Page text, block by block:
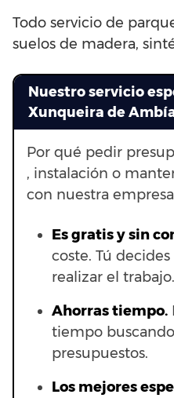
Todo servicio de
suelos de madera,
Nuestro servicio
Xunqueira de
Por qué pedir
, instalación o
con nuestra
Es gratis y sin
coste. Tú
realizar el trabajo.
Ahorras tiempo.
tiempo
presupuestos.
Los mejores